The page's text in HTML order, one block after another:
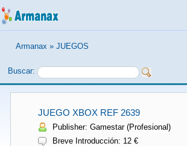
Armanax » JUEGOS
Buscar:
JUEGO XBOX REF 2639
Publisher: Gamestar (Profesional)
Breve Introducción: 12 €